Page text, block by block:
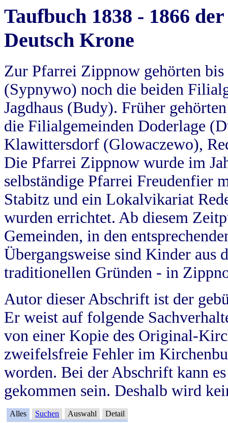
Taufbuch 1838 - 1866
Deutsch Krone
Zur Pfarrei Zippnow gehörten
(Sypnywo) noch die beiden
Jagdhaus (Budy). Früher
die Filialgemeinden Doderlage
Klawittersdorf (Glowaczewo),
Die Pfarrei Zippnow wurde im
selbständige Pfarrei Freudenfier
Stabitz und ein Lokalvikariat
wurden errichtet. Ab diesem
Gemeinden, in den
Übergangsweise sind Kinder aus
traditionellen Gründen - in
Autor dieser Abschrift ist der
Er weist auf folgende
von einer Kopie des Original-
zweifelsfreie Fehler im
worden. Bei der Abschrift kann
gekommen sein. Deshalb wird
Alles Suchen Auswahl Detail